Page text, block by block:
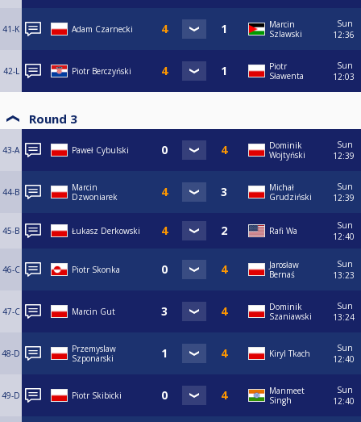
41-K Adam Czarnecki
Marcin
Szlawski
Sun
12:36
42-L Piotr Berczyński
Piotr
Sławenta
Sun
12:03
Round 3
43-A Paweł Cybulski
Dominik
Wojtyński
Sun
12:39
44-B
Marcin
Dzwoniarek
Michał
Grudziński
Sun
12:39
45-B Łukasz Derkowski Rafi Wa
Sun
12:40
46-C Piotr Skonka
Jarosław
Bernaś
Sun
13:23
47-C Marcin Gut
Dominik
Szaniawski
Sun
13:24
48-D
Przemyslaw
Szponarski
Kiryl Tkach
Sun
12:40
49-D Piotr Skibicki
Manmeet
Singh
Sun
12:40